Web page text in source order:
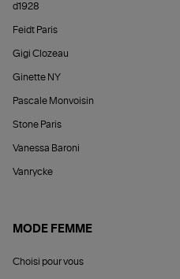
d1928
Feidt Paris
Gigi Clozeau
Ginette NY
Pascale Monvoisin
Stone Paris
Vanessa Baroni
Vanrycke
MODE FEMME
Choisi pour vous